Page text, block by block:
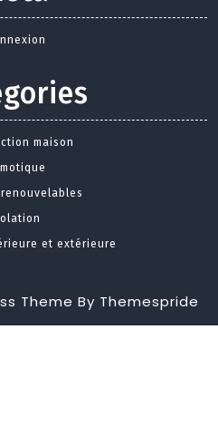
maison
et extérieure
Theme By Themespride